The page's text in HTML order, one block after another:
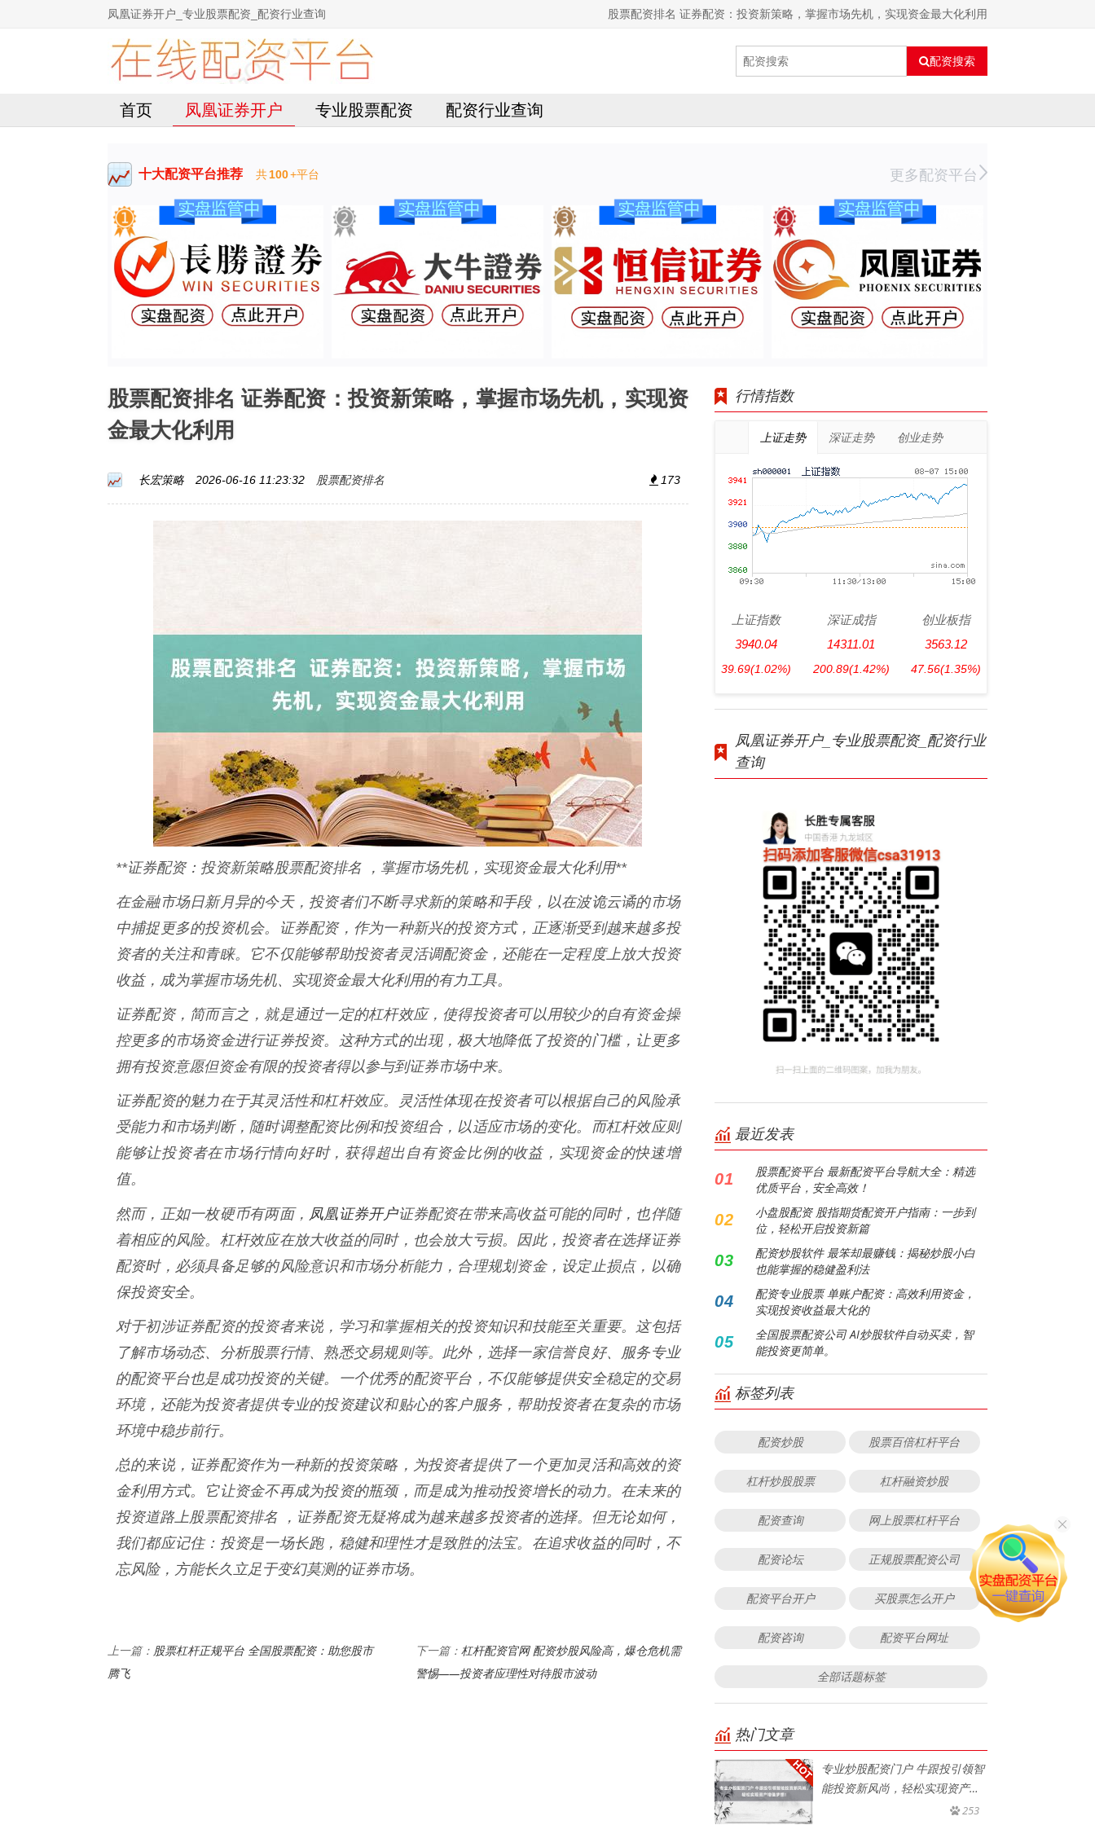
凤凰证券开户_专业股票配资_配资行业查询 股票配资排名 证券配资：投资新策略，掌握市场先机，实现资金最大化利用
配资搜索
首页 凤凰证券开户 专业股票配资 配资行业查询
十大配资平台推荐 共100+平台 更多配资平台
股票配资排名 证券配资：投资新策略，掌握市场先机，实现资
金最大化利用
长宏策略 2026-06-16 11:23:32 股票配资排名 173
**证券配资：投资新策略股票配资排名 ，掌握市场先机，实现资金最大化利用**
在金融市场日新月异的今天，投资者们不断寻求新的策略和手段，以在波诡云谲的市场
中捕捉更多的投资机会。证券配资，作为一种新兴的投资方式，正逐渐受到越来越多投
资者的关注和青睐。它不仅能够帮助投资者灵活调配资金，还能在一定程度上放大投资
收益，成为掌握市场先机、实现资金最大化利用的有力工具。
证券配资，简而言之，就是通过一定的杠杆效应，使得投资者可以用较少的自有资金操
控更多的市场资金进行证券投资。这种方式的出现，极大地降低了投资的门槛，让更多
拥有投资意愿但资金有限的投资者得以参与到证券市场中来。
证券配资的魅力在于其灵活性和杠杆效应。灵活性体现在投资者可以根据自己的风险承
受能力和市场判断，随时调整配资比例和投资组合，以适应市场的变化。而杠杆效应则
能够让投资者在市场行情向好时，获得超出自有资金比例的收益，实现资金的快速增
值。
然而，正如一枚硬币有两面， 凤凰证券开户证券配资在带来高收益可能的同时，也伴随
着相应的风险。杠杆效应在放大收益的同时，也会放大亏损。因此，投资者在选择证券
配资时，必须具备足够的风险意识和市场分析能力，合理规划资金，设定止损点，以确
保投资安全。
对于初涉证券配资的投资者来说，学习和掌握相关的投资知识和技能至关重要。这包括
了解市场动态、分析股票行情、熟悉交易规则等。此外，选择一家信誉良好、服务专业
的配资平台也是成功投资的关键。一个优秀的配资平台，不仅能够提供安全稳定的交易
环境，还能为投资者提供专业的投资建议和贴心的客户服务，帮助投资者在复杂的市场
环境中稳步前行。
总的来说，证券配资作为一种新的投资策略，为投资者提供了一个更加灵活和高效的资
金利用方式。它让资金不再成为投资的瓶颈，而是成为推动投资增长的动力。在未来的
投资道路上股票配资排名 ，证券配资无疑将成为越来越多投资者的选择。但无论如何，
我们都应记住：投资是一场长跑，稳健和理性才是致胜的法宝。在追求收益的同时，不
忘风险，方能长久立足于变幻莫测的证券市场。
上一篇： 股票杠杆正规平台 全国股票配资：助您股市
腾飞
下一篇： 杠杆配资官网 配资炒股风险高，爆仓危机需
警惕——投资者应理性对待股市波动
行情指数
上证走势 深证走势 创业走势
上证指数
3940.04
39.69(1.02%)
深证成指
14311.01
200.89(1.42%)
创业板指
3563.12
47.56(1.35%)
凤凰证券开户_专业股票配资_配资行业
查询
最近发表
01
股票配资平台 最新配资平台导航大全：精选
优质平台，安全高效！
02
小盘股配资 股指期货配资开户指南：一步到
位，轻松开启投资新篇
03
配资炒股软件 最笨却最赚钱：揭秘炒股小白
也能掌握的稳健盈利法
04
配资专业股票 单账户配资：高效利用资金，
实现投资收益最大化的
05
全国股票配资公司 AI炒股软件自动买卖，智
能投资更简单。
标签列表
配资炒股 股票百倍杠杆平台
杠杆炒股股票 杠杆融资炒股
配资查询 网上股票杠杆平台
配资论坛 正规股票配资公司
配资平台开户 买股票怎么开户
配资咨询 配资平台网址
全部话题标签
热门文章
专业炒股配资门户 牛跟投引领智
能投资新风尚，轻松实现资产增
253